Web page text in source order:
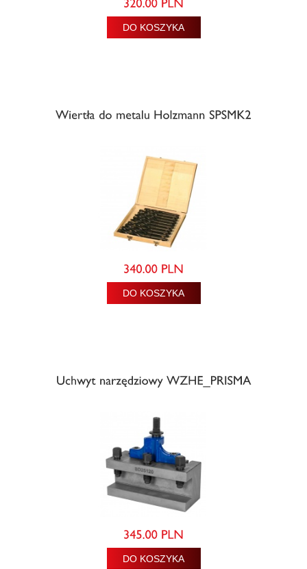
DO KOSZYKA
DO KOSZYKA
DO KOSZYKA